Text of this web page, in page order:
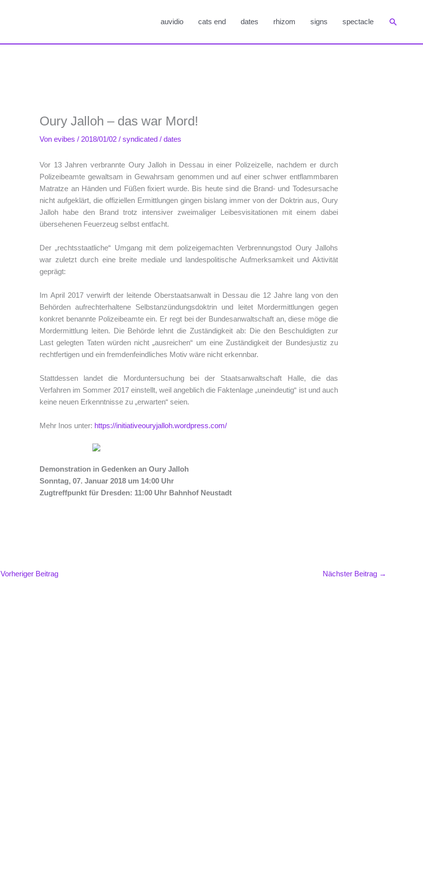
auvidio cats end dates rhizom signs spectacle Suchen
Oury Jalloh – das war Mord!
Vonevibes/ 2018/01/02/syndicated /dates
Vor 13 Jahren verbrannte Oury Jalloh in Dessau in einer Polizeizelle, nachdem er durch
Polizeibeamte gewaltsam in Gewahrsam genommen und auf einer schwer entflammbaren
Matratze an Händen und Füßen fixiert wurde. Bis heute sind die Brand- und Todesursache
nicht aufgeklärt, die offiziellen Ermittlungen gingen bislang immer von der Doktrin aus, Oury
Jalloh habe den Brand trotz intensiver zweimaliger Leibesvisitationen mit einem dabei
übersehenen Feuerzeug selbst entfacht.
Der „rechtsstaatliche“ Umgang mit dem polizeigemachten Verbrennungstod Oury Jallohs
war zuletzt durch eine breite mediale und landespolitische Aufmerksamkeit und Aktivität
geprägt:
Im April 2017 verwirft der leitende Oberstaatsanwalt in Dessau die 12 Jahre lang von den
Behörden aufrechterhaltene Selbstanzündungsdoktrin und leitet Mordermittlungen gegen
konkret benannte Polizeibeamte ein. Er regt bei der Bundesanwaltschaft an, diese möge die
Mordermittlung leiten. Die Behörde lehnt die Zuständigkeit ab: Die den Beschuldigten zur
Last gelegten Taten würden nicht „ausreichen“ um eine Zuständigkeit der Bundesjustiz zu
rechtfertigen und ein fremdenfeindliches Motiv wäre nicht erkennbar.
Stattdessen landet die Morduntersuchung bei der Staatsanwaltschaft Halle, die das
Verfahren im Sommer 2017 einstellt, weil angeblich die Faktenlage „uneindeutig“ ist und auch
keine neuen Erkenntnisse zu „erwarten“ seien.
Mehr Inos unter: https://initiativeouryjalloh.wordpress.com/
Demonstration in Gedenken an Oury Jalloh
Sonntag, 07. Januar 2018 um 14:00 Uhr
Zugtreffpunkt für Dresden: 11:00 Uhr Bahnhof Neustadt
Vorheriger Beitrag Nächster Beitrag →